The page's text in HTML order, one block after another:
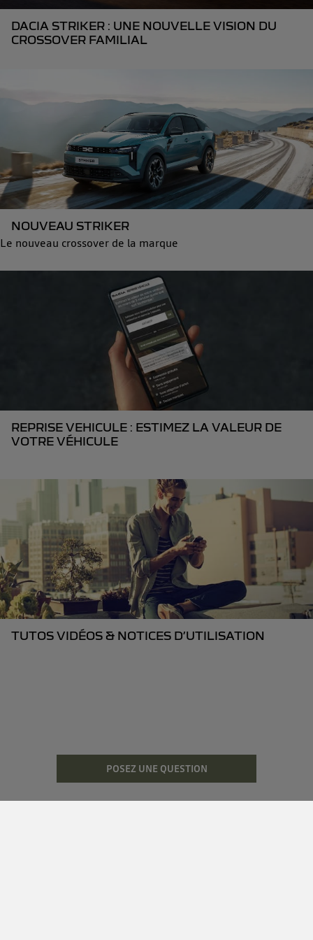
DACIA STRIKER : UNE NOUVELLE VISION DU
CROSSOVER FAMILIAL
NOUVEAU STRIKER
Le nouveau crossover de la marque
REPRISE VEHICULE : ESTIMEZ LA VALEUR DE
VOTRE VÉHICULE
TUTOS VIDÉOS & NOTICES D’UTILISATION
POSEZ UNE QUESTION